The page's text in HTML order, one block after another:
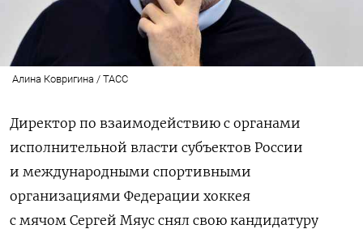
Алина Ковригина / ТАСС
Директор по взаимодействию с органами
исполнительной власти субъектов России
и международными спортивными
организациями Федерации хоккея
с мячом Сергей Мяус снял свою кандидатуру